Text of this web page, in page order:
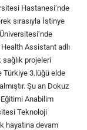
Hastanesi’nde
sırasıyla İstinye
Health Assistant adlı
projeleri
Türkiye 3.lüğü elde
Şu an Dokuz
Anabilim
Teknoloji
hayatına devam